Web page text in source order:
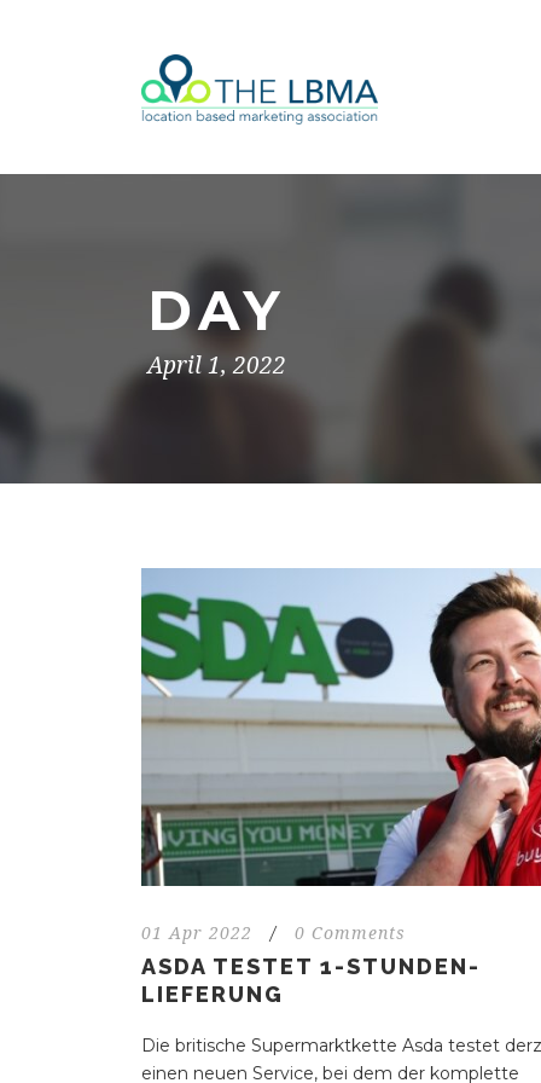
DAY
April 1, 2022
01 Apr 2022 / 0 Comments
ASDA TESTET 1-STUNDEN-
LIEFERUNG
Die britische Supermarktkette Asda testet
einen neuen Service, bei dem der komplette